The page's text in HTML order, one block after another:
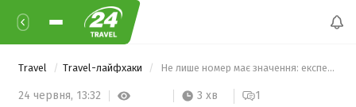
Travel Travel-лайфхаки Не лише номер має значення: експерт пояснив, що може вплинути на ваше перебування у готелі
24 червня, 13:32 3 хв 1